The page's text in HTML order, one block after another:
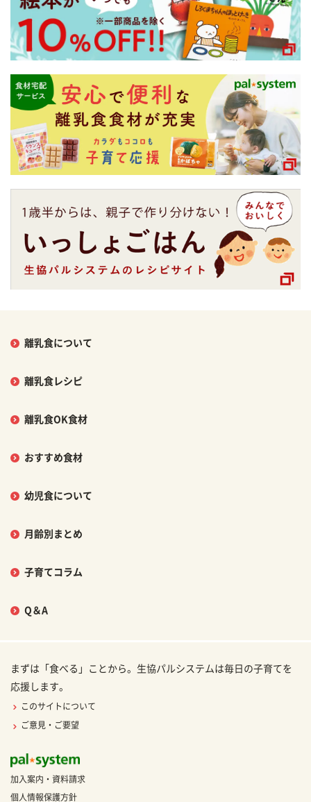
離乳食について
離乳食レシピ
離乳食OK食材
おすすめ食材
幼児食について
月齢別まとめ
子育てコラム
Q＆A
まずは「食べる」ことから。生協パルシステムは毎日の子育てを
応援します。
このサイトについて
ご意見・ご要望
加入案内・資料請求
個人情報保護方針